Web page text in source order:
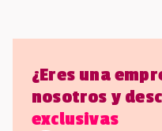
¿Eres una
nosotros y
exclusivas